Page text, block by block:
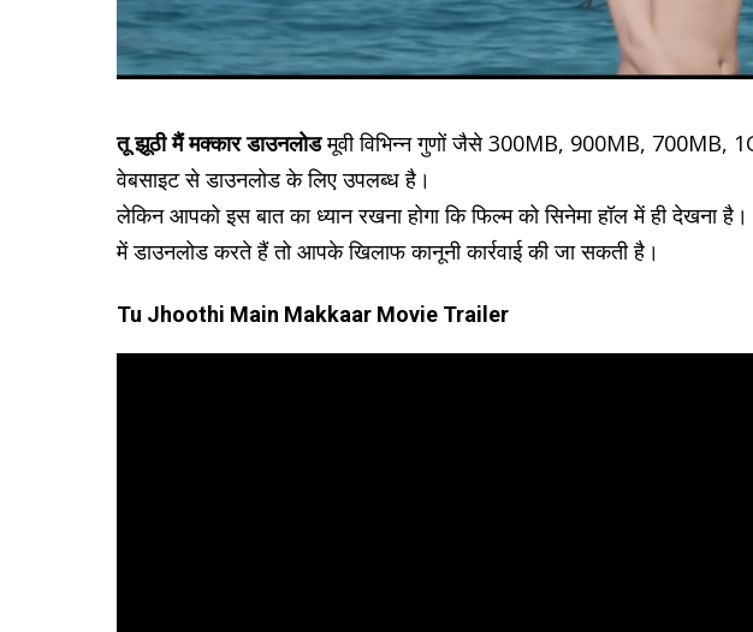
तू झूठी मैं मक्कार डाउनलोडमूवी विभिन्न गुणों जैसे 300MB, 900MB, 700MB,
वेबसाइट से डाउनलोड के लिए उपलब्ध है।
लेकिन आपको इस बात का ध्यान रखना होगा कि फिल्म को सिनेमा हॉल में ही देखना
में डाउनलोड करते हैं तो आपके खिलाफ कानूनी कार्रवाई की जा सकती है।
Tu Jhoothi Main Makkaar Movie Trailer